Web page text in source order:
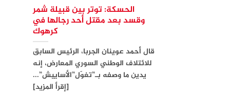
الحسكة: توتر بين قبيلة شمر
وقسد بعد مقتل أحد رجالها في
كرهوك
قال أحمد عوينان الجربا، الرئيس السابق
للائتلاف الوطني السوري المعارض، إنه
يدين ما وصفه بـ”تغوّل”الأساييش”...
[إقرأ المزيد]